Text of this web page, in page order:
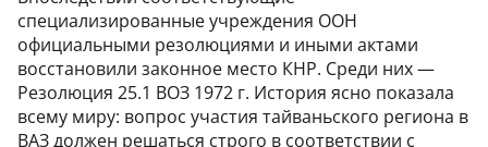
специализированные учреждения ООН
официальными резолюциями и иными актами
восстановили законное место КНР. Среди них —
Резолюция 25.1 ВОЗ 1972 г. История ясно показала
всему миру: вопрос участия тайваньского региона в
ВАЗ должен решаться строго в соответствии с